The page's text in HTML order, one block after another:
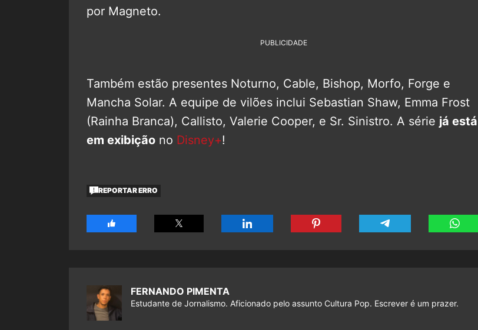
por Magneto.
PUBLICIDADE
Também estão presentes Noturno, Cable, Bishop, Morfo, Forge e
Mancha Solar. A equipe de vilões inclui Sebastian Shaw, Emma Frost
(Rainha Branca), Callisto, Valerie Cooper, e Sr. Sinistro. A série já está
em exibição no Disney+!
REPORTAR ERRO
FERNANDO PIMENTA
Estudante de Jornalismo. Aficionado pelo assunto Cultura Pop. Escrever é um prazer.